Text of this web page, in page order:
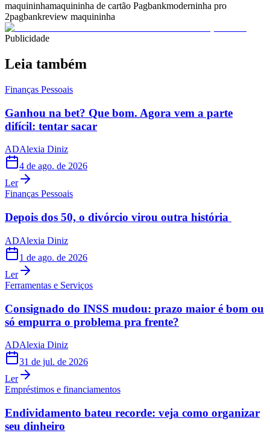
maquininhamaquininha de cartão Pagbankmoderninha pro
2pagbankreview maquininha
Publicidade
Leia também
Finanças Pessoais
Ganhou na bet? Que bom. Agora vem a parte
difícil: tentar sacar
ADAlexia Diniz
4 de ago. de 2026
Ler
Finanças Pessoais
Depois dos 50, o divórcio virou outra história
ADAlexia Diniz
1 de ago. de 2026
Ler
Ferramentas e Serviços
Consignado do INSS mudou: prazo maior é bom ou
só empurra o problema pra frente?
ADAlexia Diniz
31 de jul. de 2026
Ler
Empréstimos e financiamentos
Endividamento bateu recorde: veja como organizar
seu dinheiro